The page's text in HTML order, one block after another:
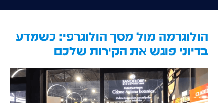
הולוגרמה מול מסך הולוגרפי: כשמדע
בדיוני פוגש את הקירות שלכם